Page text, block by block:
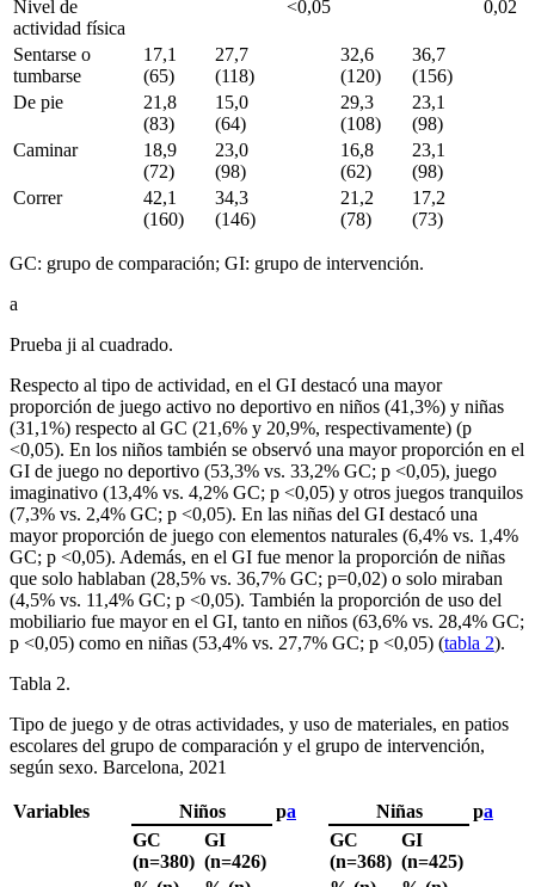
Nivel de
actividad física
<0,05 0,02
Sentarse o
tumbarse
17,1
(65)
27,7
(118)
32,6
(120)
36,7
(156)
De pie
21,8
(83)
15,0
(64)
29,3
(108)
23,1
(98)
Caminar
18,9
(72)
23,0
(98)
16,8
(62)
23,1
(98)
Correr
42,1
(160)
34,3
(146)
21,2
(78)
17,2
(73)
GC: grupo de comparación; GI: grupo de intervención.
a
Prueba ji al cuadrado.
Respecto al tipo de actividad, en el GI destacó una mayor
proporción de juego activo no deportivo en niños (41,3%) y niñas
(31,1%) respecto al GC (21,6% y 20,9%, respectivamente) (p
<0,05). En los niños también se observó una mayor proporción en el
GI de juego no deportivo (53,3% vs. 33,2% GC; p <0,05), juego
imaginativo (13,4% vs. 4,2% GC; p <0,05) y otros juegos tranquilos
(7,3% vs. 2,4% GC; p <0,05). En las niñas del GI destacó una
mayor proporción de juego con elementos naturales (6,4% vs. 1,4%
GC; p <0,05). Además, en el GI fue menor la proporción de niñas
que solo hablaban (28,5% vs. 36,7% GC; p=0,02) o solo miraban
(4,5% vs. 11,4% GC; p <0,05). También la proporción de uso del
mobiliario fue mayor en el GI, tanto en niños (63,6% vs. 28,4% GC;
p <0,05) como en niñas (53,4% vs. 27,7% GC; p <0,05) (tabla 2).
Tabla 2.
Tipo de juego y de otras actividades, y uso de materiales, en patios
escolares del grupo de comparación y el grupo de intervención,
según sexo. Barcelona, 2021
Variables Niños pa Niñas pa
GC
(n=380)
GI
(n=426)
GC
(n=368)
GI
(n=425)